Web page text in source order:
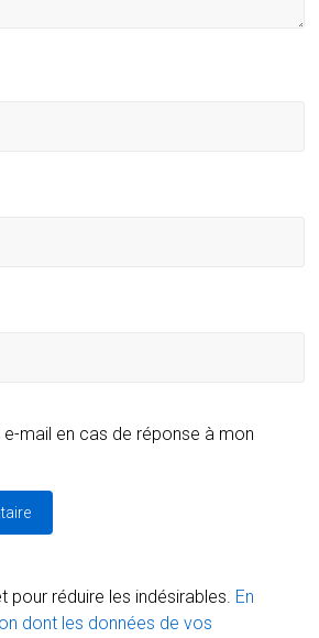
mail en cas de réponse à mon
pour réduire les indésirables. En
dont les données de vos